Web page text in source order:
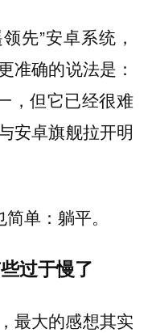
先”安卓系统，
准确的说法是：
，但它已经很难
安卓旗舰拉开明
单：躺平。
过于慢了
最大的感想其实